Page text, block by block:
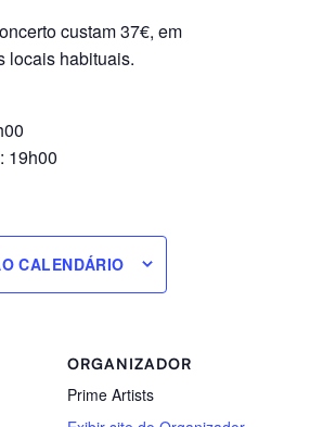
custam 37€, em
locais habituais.
19h00
CALENDÁRIO
ORGANIZADOR
Prime Artists